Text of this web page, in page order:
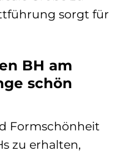
sorgt für
BH am
schön
Formschönheit
zu erhalten,